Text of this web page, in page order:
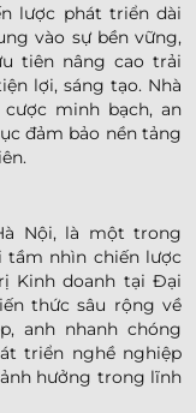
lược phát triển dài
vào sự bền vững,
tiên nâng cao trải
lợi, sáng tạo. Nhà
minh bạch, an
đảm bảo nền tảng
Nội, là một trong
tầm nhìn chiến lược
Kinh doanh tại Đại
thức sâu rộng về
anh nhanh chóng
triển nghề nghiệp
hưởng trong lĩnh